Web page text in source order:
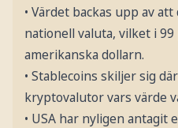
• Värdet backas upp av
nationell valuta, vilket i
amerikanska dollarn.
• Stablecoins skiljer sig
kryptovalutor vars värde
• USA har nyligen antagit